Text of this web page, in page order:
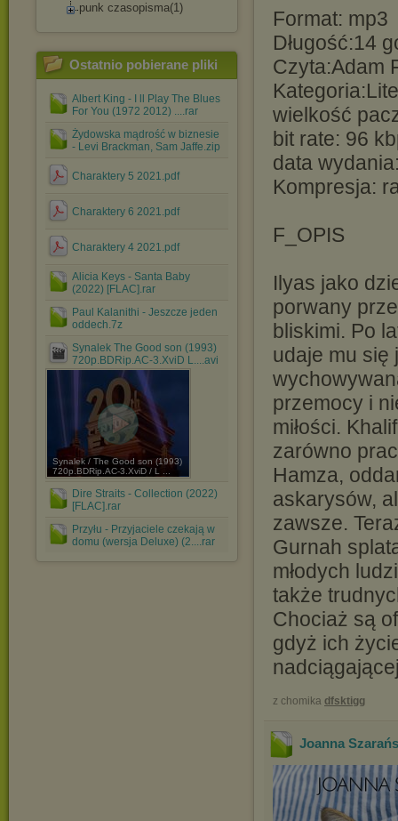
punk czasopisma(1)
Ostatnio pobierane pliki
Albert King - I ll Play The Blues
For You (1972 2012) ....rar
Żydowska mądrość w biznesie
- Levi Brackman, Sam Jaffe.zip
Charaktery 5 2021.pdf
Charaktery 6 2021.pdf
Charaktery 4 2021.pdf
Alicia Keys - Santa Baby
(2022) [FLAC].rar
Paul Kalanithi - Jeszcze jeden
oddech.7z
Synalek The Good son (1993)
720p.BDRip.AC-3.XviD L....avi
Synalek / The Good son (1993)
720p.BDRip.AC-3.XviD / L ...
Dire Straits - Collection (2022)
[FLAC].rar
Przyłu - Przyjaciele czekają w
domu (wersja Deluxe) (2....rar
Format: mp3
Długość:14
Czyta:Adam
wielkość
bit rate: 96
data
Kompresja:
F_OPIS
Ilyas jako
porwany
bliskimi. Po
udaje mu się
przemocy i
miłości.
zarówno
Hamza,
askarysów,
zawsze.
Gurnah
młodych
także
Chociaż są
gdyż ich
z chomika dfsktigg
Joanna